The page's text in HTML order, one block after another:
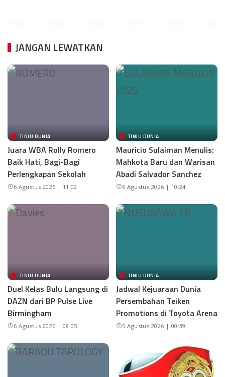
JANGAN LEWATKAN
TINJU DUNIA
Juara WBA Rolly Romero
Baik Hati, Bagi-Bagi
Perlengkapan Sekolah
6 Agustus 2026 | 11:02
TINJU DUNIA
Mauricio Sulaiman Menulis:
Mahkota Baru dan Warisan
Abadi Salvador Sanchez
6 Agustus 2026 | 10:24
TINJU DUNIA
Duel Kelas Bulu Langsung di
DAZN dari BP Pulse Live
Birmingham
6 Agustus 2026 | 08:05
TINJU DUNIA
Jadwal Kejuaraan Dunia
Persembahan Teiken
Promotions di Toyota Arena
5 Agustus 2026 | 00:39